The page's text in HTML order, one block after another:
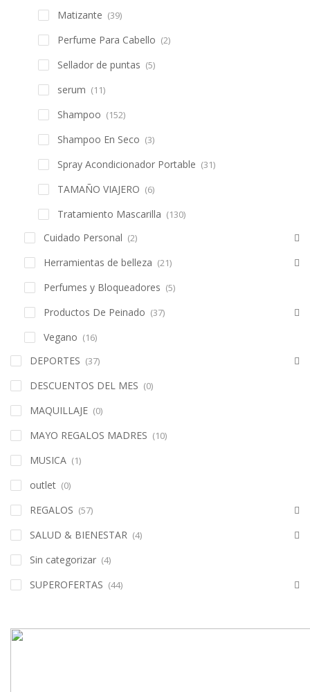
Matizante (39)
Perfume Para Cabello (2)
Sellador de puntas (5)
serum (11)
Shampoo (152)
Shampoo En Seco (3)
Spray Acondicionador Portable (31)
TAMAÑO VIAJERO (6)
Tratamiento Mascarilla (130)
Cuidado Personal (2)
Herramientas de belleza (21)
Perfumes y Bloqueadores (5)
Productos De Peinado (37)
Vegano (16)
DEPORTES (37)
DESCUENTOS DEL MES (0)
MAQUILLAJE (0)
MAYO REGALOS MADRES (10)
MUSICA (1)
outlet (0)
REGALOS (57)
SALUD & BIENESTAR (4)
Sin categorizar (4)
SUPEROFERTAS (44)